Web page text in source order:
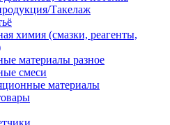
Такелаж
химия (смазки, реагенты,
материалы разное
смеси
материалы